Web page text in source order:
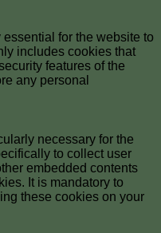
for the website to
includes cookies that
features of the
any personal
necessary for the
to collect user
embedded contents
It is mandatory to
these cookies on your